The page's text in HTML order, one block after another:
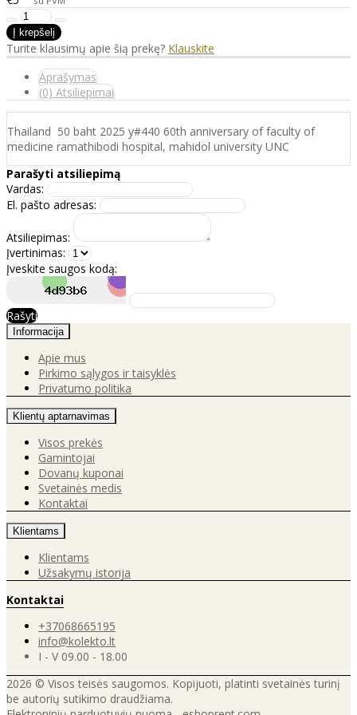
Turite klausimų apie šią prekę? Klauskite
Aprašymas
(0) Atsiliepimai
Thailand 50 baht 2025 y#440 60th anniversary of faculty of
medicine ramathibodi hospital, mahidol university UNC
Parašyti atsiliepimą
Vardas:
El. pašto adresas:
Atsiliepimas:
Įvertinimas:
Įveskite saugos kodą:
Rašyti
Informacija
Apie mus
Pirkimo sąlygos ir taisyklės
Privatumo politika
Klientų aptarnavimas
Visos prekės
Gamintojai
Dovanų kuponai
Svetainės medis
Kontaktai
Klientams
Klientams
Užsakymų istorija
Kontaktai
+37068665195
info@kolekto.lt
I - V 09.00 - 18.00
2026 © Visos teisės saugomos. Kopijuoti, platinti svetainės turinį
be autorių sutikimo draudžiama.